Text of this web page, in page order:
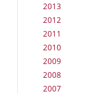
2013
2012
2011
2010
2009
2008
2007